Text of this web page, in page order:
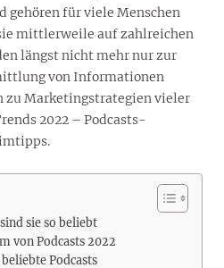
gehören für viele Menschen
mittlerweile auf zahlreichen
längst nicht mehr nur zur
von Informationen
zu Marketingstrategien vieler
2022 – Podcasts-
sie so beliebt
von Podcasts 2022
Podcasts